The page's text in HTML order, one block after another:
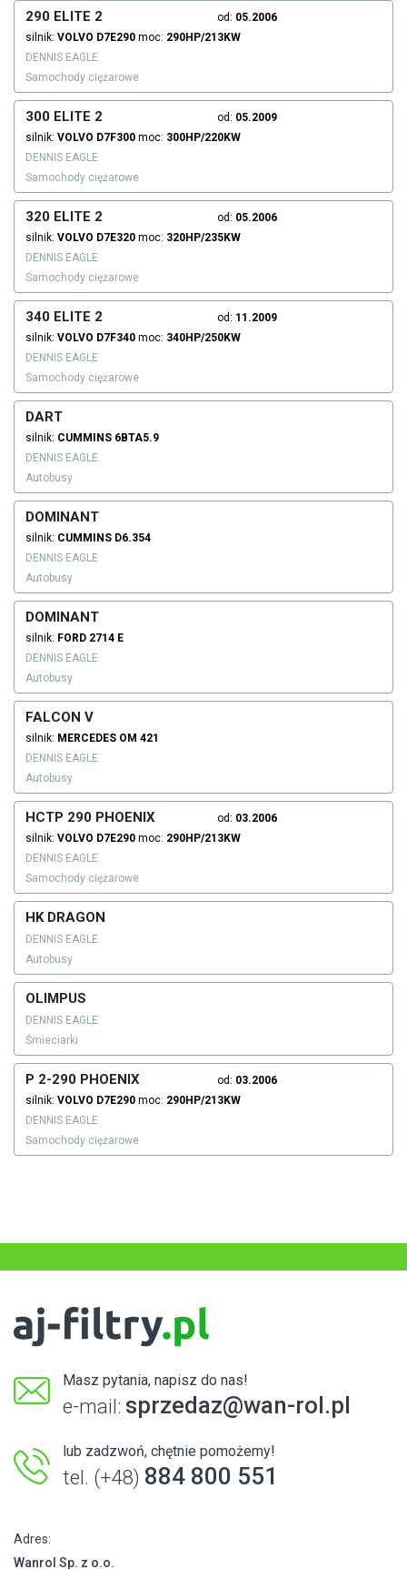
290 ELITE 2 od: 05.2006
silnik: VOLVO D7E290 moc: 290HP/213KW
DENNIS EAGLE
Samochody ciężarowe
300 ELITE 2 od: 05.2009
silnik: VOLVO D7F300 moc: 300HP/220KW
DENNIS EAGLE
Samochody ciężarowe
320 ELITE 2 od: 05.2006
silnik: VOLVO D7E320 moc: 320HP/235KW
DENNIS EAGLE
Samochody ciężarowe
340 ELITE 2 od: 11.2009
silnik: VOLVO D7F340 moc: 340HP/250KW
DENNIS EAGLE
Samochody ciężarowe
DART
silnik: CUMMINS 6BTA5.9
DENNIS EAGLE
Autobusy
DOMINANT
silnik: CUMMINS D6.354
DENNIS EAGLE
Autobusy
DOMINANT
silnik: FORD 2714 E
DENNIS EAGLE
Autobusy
FALCON V
silnik: MERCEDES OM 421
DENNIS EAGLE
Autobusy
HCTP 290 PHOENIX od: 03.2006
silnik: VOLVO D7E290 moc: 290HP/213KW
DENNIS EAGLE
Samochody ciężarowe
HK DRAGON
DENNIS EAGLE
Autobusy
OLIMPUS
DENNIS EAGLE
Śmieciarki
P 2-290 PHOENIX od: 03.2006
silnik: VOLVO D7E290 moc: 290HP/213KW
DENNIS EAGLE
Samochody ciężarowe
Masz pytania, napisz do nas!
e-mail: sprzedaz@wan-rol.pl
lub zadzwoń, chętnie pomożemy!
tel. (+48) 884 800 551
Adres:
Wanrol Sp. z o.o.